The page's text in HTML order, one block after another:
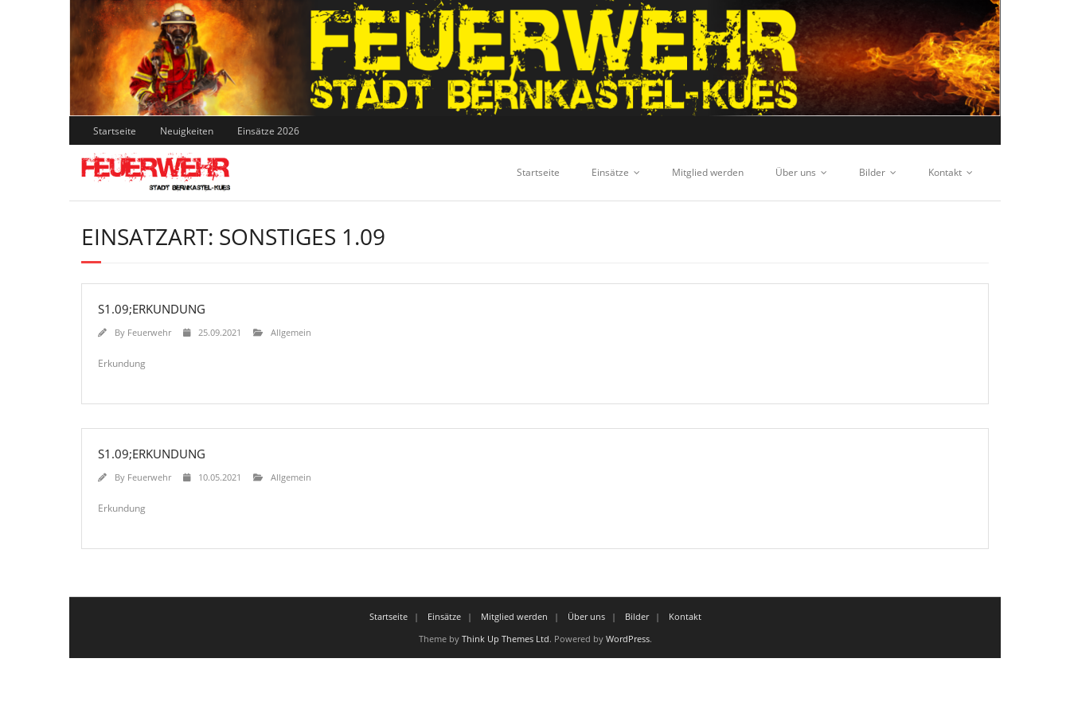
Skip
to
content
Startseite Neuigkeiten Einsätze 2026
Startseite Einsätze Mitglied werden Über uns Bilder Kontakt
EINSATZART: SONSTIGES 1.09
S1.09;ERKUNDUNG
By Feuerwehr 25.09.2021 Allgemein
Erkundung
S1.09;ERKUNDUNG
By Feuerwehr 10.05.2021 Allgemein
Erkundung
Startseite Einsätze Mitglied werden Über uns Bilder
Kontakt
Theme by Think Up Themes Ltd. Powered by WordPress.